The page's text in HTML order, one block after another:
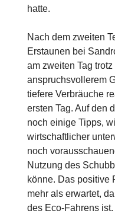
hatte.
Nach dem zweiten
Erstaunen bei
am zweiten Tag
anspruchsvollerem
tiefere Verbräuche
ersten Tag. Auf den
noch einige Tipps,
wirtschaftlicher
noch
Nutzung des
könne. Das positive
mehr als erwartet,
des Eco-Fahrens ist.